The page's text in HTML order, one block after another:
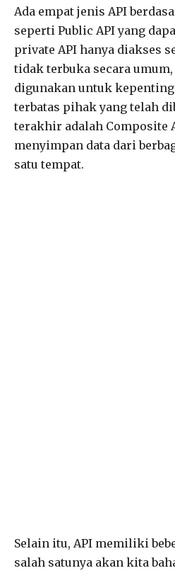
Ada empat jenis API
seperti Public API yang
private API hanya diakses
tidak terbuka secara
digunakan untuk
terbatas pihak yang telah
terakhir adalah Composite
menyimpan data dari
satu tempat.
Selain itu, API memiliki
salah satunya akan kita